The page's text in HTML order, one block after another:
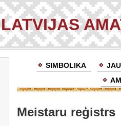
LATVIJAS
SIMBOLIKA
Meistaru reģistrs